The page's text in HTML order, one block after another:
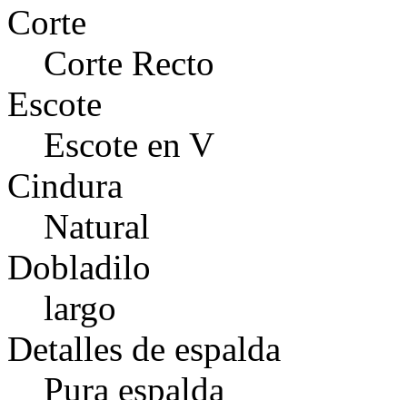
Corte
Corte Recto
Escote
Escote en V
Cindura
Natural
Dobladilo
largo
Detalles de espalda
Pura espalda